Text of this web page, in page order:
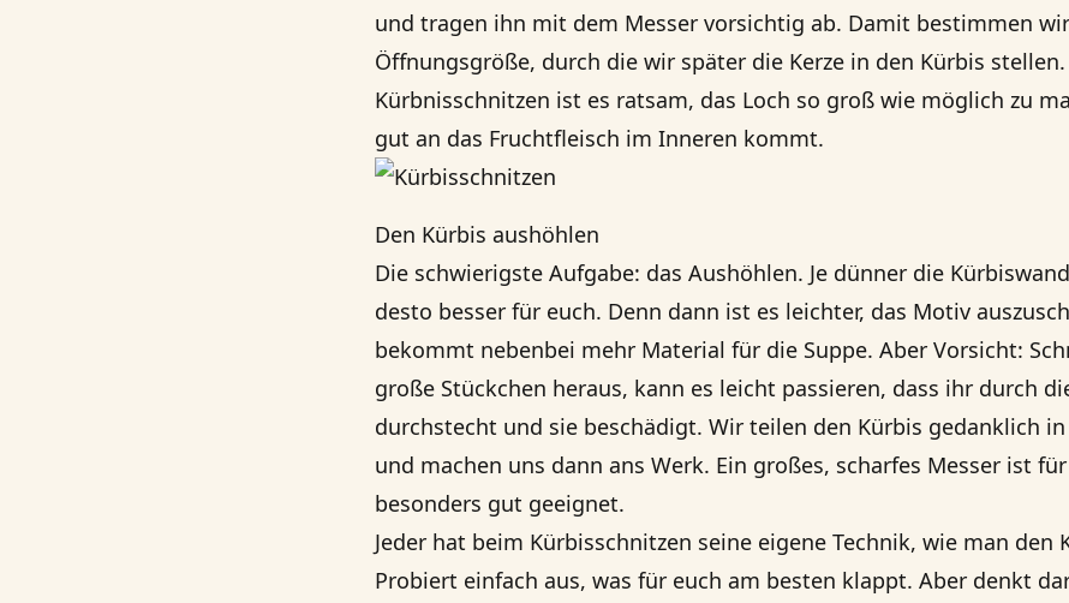
und tragen ihn mit dem Messer vorsichtig ab. Damit bestimmen
Öffnungsgröße, durch die wir später die Kerze in den Kürbis
Kürbnisschnitzen ist es ratsam, das Loch so groß wie möglich zu
gut an das Fruchtfleisch im Inneren kommt.
Den Kürbis aushöhlen
Die schwierigste Aufgabe: das Aushöhlen. Je dünner die
desto besser für euch. Denn dann ist es leichter, das Motiv
bekommt nebenbei mehr Material für die Suppe. Aber Vorsicht:
große Stückchen heraus, kann es leicht passieren, dass ihr durch
durchstecht und sie beschädigt. Wir teilen den Kürbis gedanklich
und machen uns dann ans Werk. Ein großes, scharfes Messer ist
besonders gut geeignet.
Jeder hat beim Kürbisschnitzen seine eigene Technik, wie man den
Probiert einfach aus, was für euch am besten klappt. Aber denkt